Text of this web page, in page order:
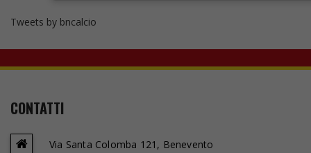
Tweets by bncalcio
CONTATTI
Via Santa Colomba 121, Benevento